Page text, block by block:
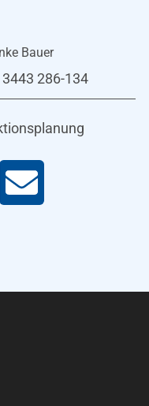
Bauer
286-134